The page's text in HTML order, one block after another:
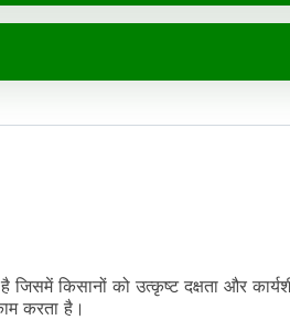
किसानों को उत्कृष्ट दक्षता और
करता है।